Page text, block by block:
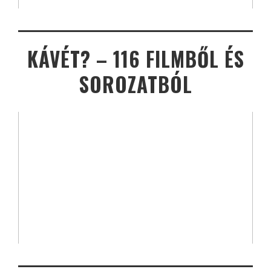
KÁVÉT? – 116 FILMBŐL ÉS
SOROZATBÓL